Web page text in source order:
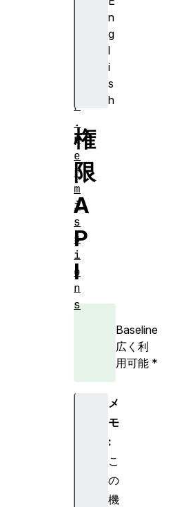
n
g
l
i
s
h
権
限
A
P
I
Baseline
広く利
用可能 *
メ
モ
:
こ
の
機
r
.
p
e
r
m
i
s
s
i
o
n
s